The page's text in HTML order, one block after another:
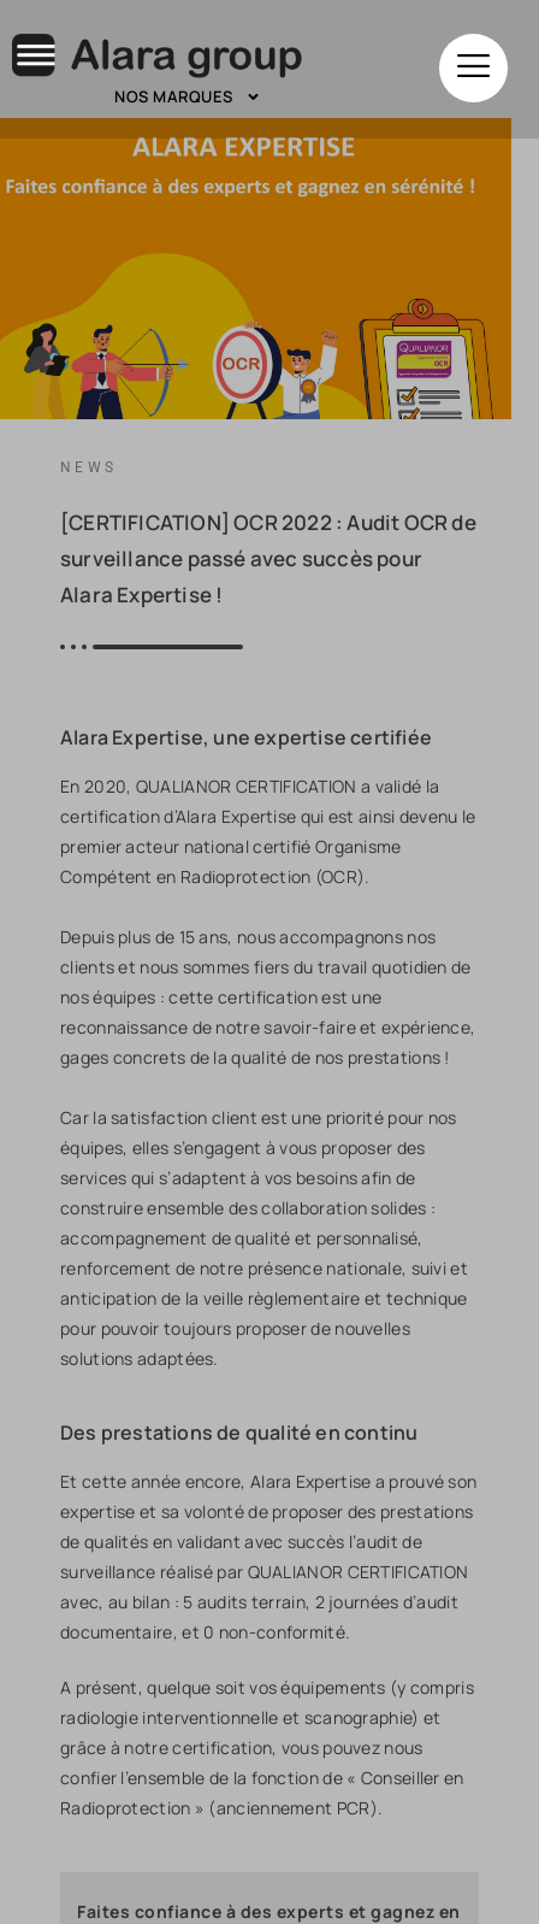
NOS MARQUES
NEWS
[CERTIFICATION] OCR 2022 : Audit OCR de
surveillance passé avec succès pour
Alara Expertise !
Alara Expertise, une expertise certifiée
En 2020, QUALIANOR CERTIFICATION a validé la
certification d’Alara Expertise qui est ainsi devenu le
premier acteur nationalcertifié Organisme
Compétent en Radioprotection (OCR).
Depuis plus de 15 ans, nous accompagnons nos
clients et nous sommes fiers du travail quotidien de
nos équipes : cette certification est une
reconnaissance de notre savoir-faire et expérience,
gages concrets de la qualité de nos prestations !
Car la satisfaction client est une priorité pour nos
équipes, elles s’engagent à vous proposer des
services qui s’adaptent à vos besoins afin de
construire ensemble des collaboration solides :
accompagnement de qualité et personnalisé,
renforcement de notre présence nationale, suivi et
anticipation de la veille règlementaire et technique
pour pouvoir toujours proposer de nouvelles
solutions adaptées.
Des prestations de qualité en continu
Et cette année encore, Alara Expertise a prouvé son
expertise et sa volonté de proposer des prestations
de qualités en validant avec succès l’audit de
surveillance réalisé par QUALIANOR CERTIFICATION
avec, au bilan : 5 audits terrain, 2 journées d’audit
documentaire, et 0 non-conformité.
A présent, quelque soit vos équipements (y compris
radiologie interventionnelle et scanographie) et
grâce à notre certification, vous pouvez nous
confier l’ensemble de la fonction de « Conseiller en
Radioprotection » (anciennement PCR).
Faites confiance à des experts et gagnez en